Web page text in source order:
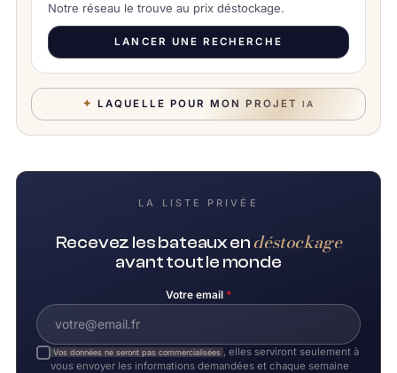
Notre réseau le trouve au prix déstockage.
LANCER UNE RECHERCHE
✦ LAQUELLE POUR MON PROJET IA
LA LISTE PRIVÉE
Recevez les bateaux en déstockage
avant tout le monde
Votre email *
Vos données ne seront pas commercialisées , elles serviront seulement à
vous envoyer les informations demandées et chaque semaine